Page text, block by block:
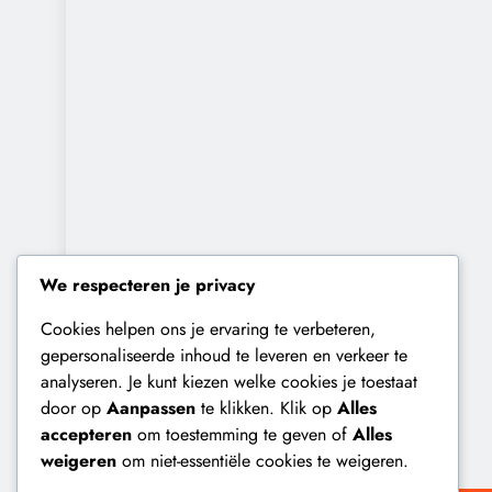
We respecteren je privacy
Cookies helpen ons je ervaring te verbeteren,
gepersonaliseerde inhoud te leveren en verkeer te
analyseren. Je kunt kiezen welke cookies je toestaat
door op Aanpassen te klikken. Klik op Alles
accepteren om toestemming te geven of Alles
weigeren om niet-essentiële cookies te weigeren.